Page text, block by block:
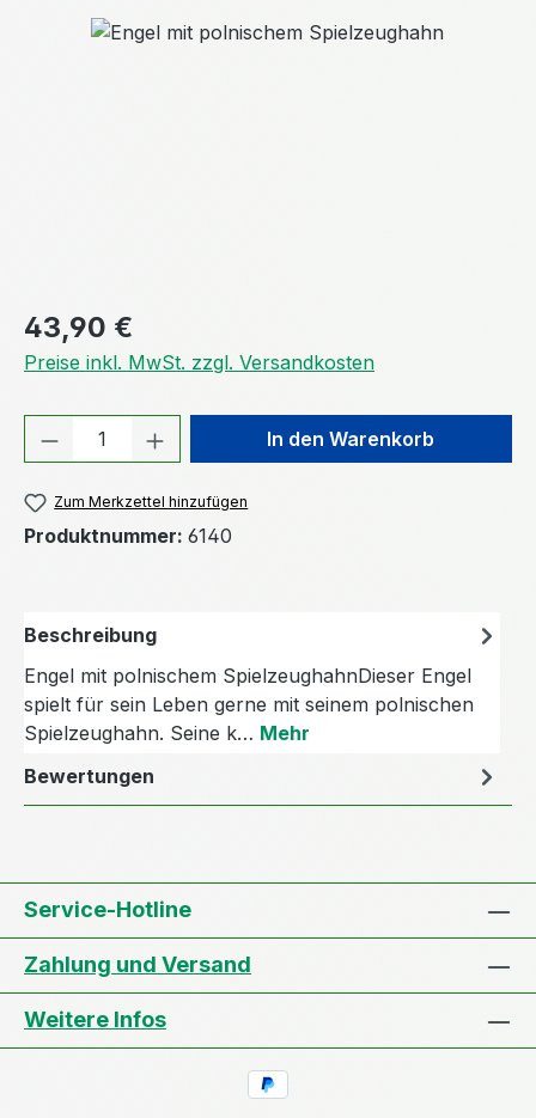
Bildergalerie überspringen
Regulärer Preis:
43,90 €
Preise inkl. MwSt. zzgl. Versandkosten
Produkt Anzahl: Gib denIn den Warenkorb
Zum Merkzettel hinzufügen
Produktnummer: 6140
Beschreibung
Engel mit polnischem SpielzeughahnDieser Engel
spielt für sein Leben gerne mit seinem polnischen
Spielzeughahn. Seine k… Mehr
Bewertungen
Service-Hotline
Zahlung und Versand
Weitere Infos